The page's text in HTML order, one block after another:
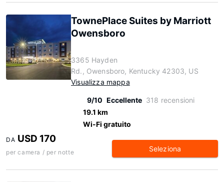
TownePlace Suites by Marriott
Owensboro
3365 Hayden
Rd., Owensboro, Kentucky 42303, US
Visualizza mappa
9/10 Eccellente 318 recensioni
19.1 km
Wi-Fi gratuito
DA USD 170
per camera / per notte Seleziona